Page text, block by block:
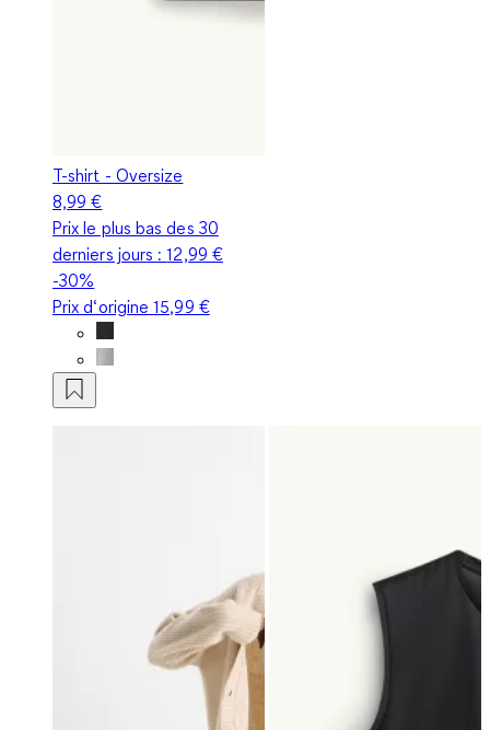
T-shirt - Oversize
8,99 €
Prix le plus bas des 30
derniers jours :12,99 €
-30%
Prix d‘origine15,99 €